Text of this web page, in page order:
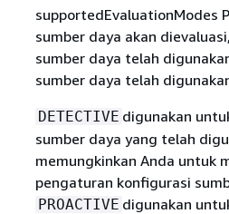
supportedEvaluationModes
sumber daya akan
sumber daya telah
sumber daya telah
DETECTIVE digunakan
sumber daya yang telah
memungkinkan Anda untuk
pengaturan konfigurasi
PROACTIVE digunakan